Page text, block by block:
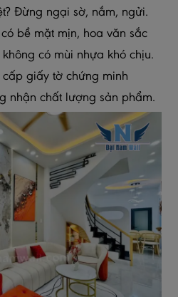
Đừng ngại sờ, nắm, ngửi.
bề mặt mịn, hoa văn sắc
có mùi nhựa khó chịu.
giấy tờ chứng minh
nhận chất lượng sản phẩm.